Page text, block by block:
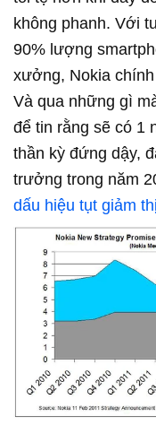
không phanh. Với
90% lượng
xưởng, Nokia
Và qua những gì
để tin rằng sẽ có 1
thần kỳ đứng dậy,
trưởng trong năm
dấu hiệu tụt giảm